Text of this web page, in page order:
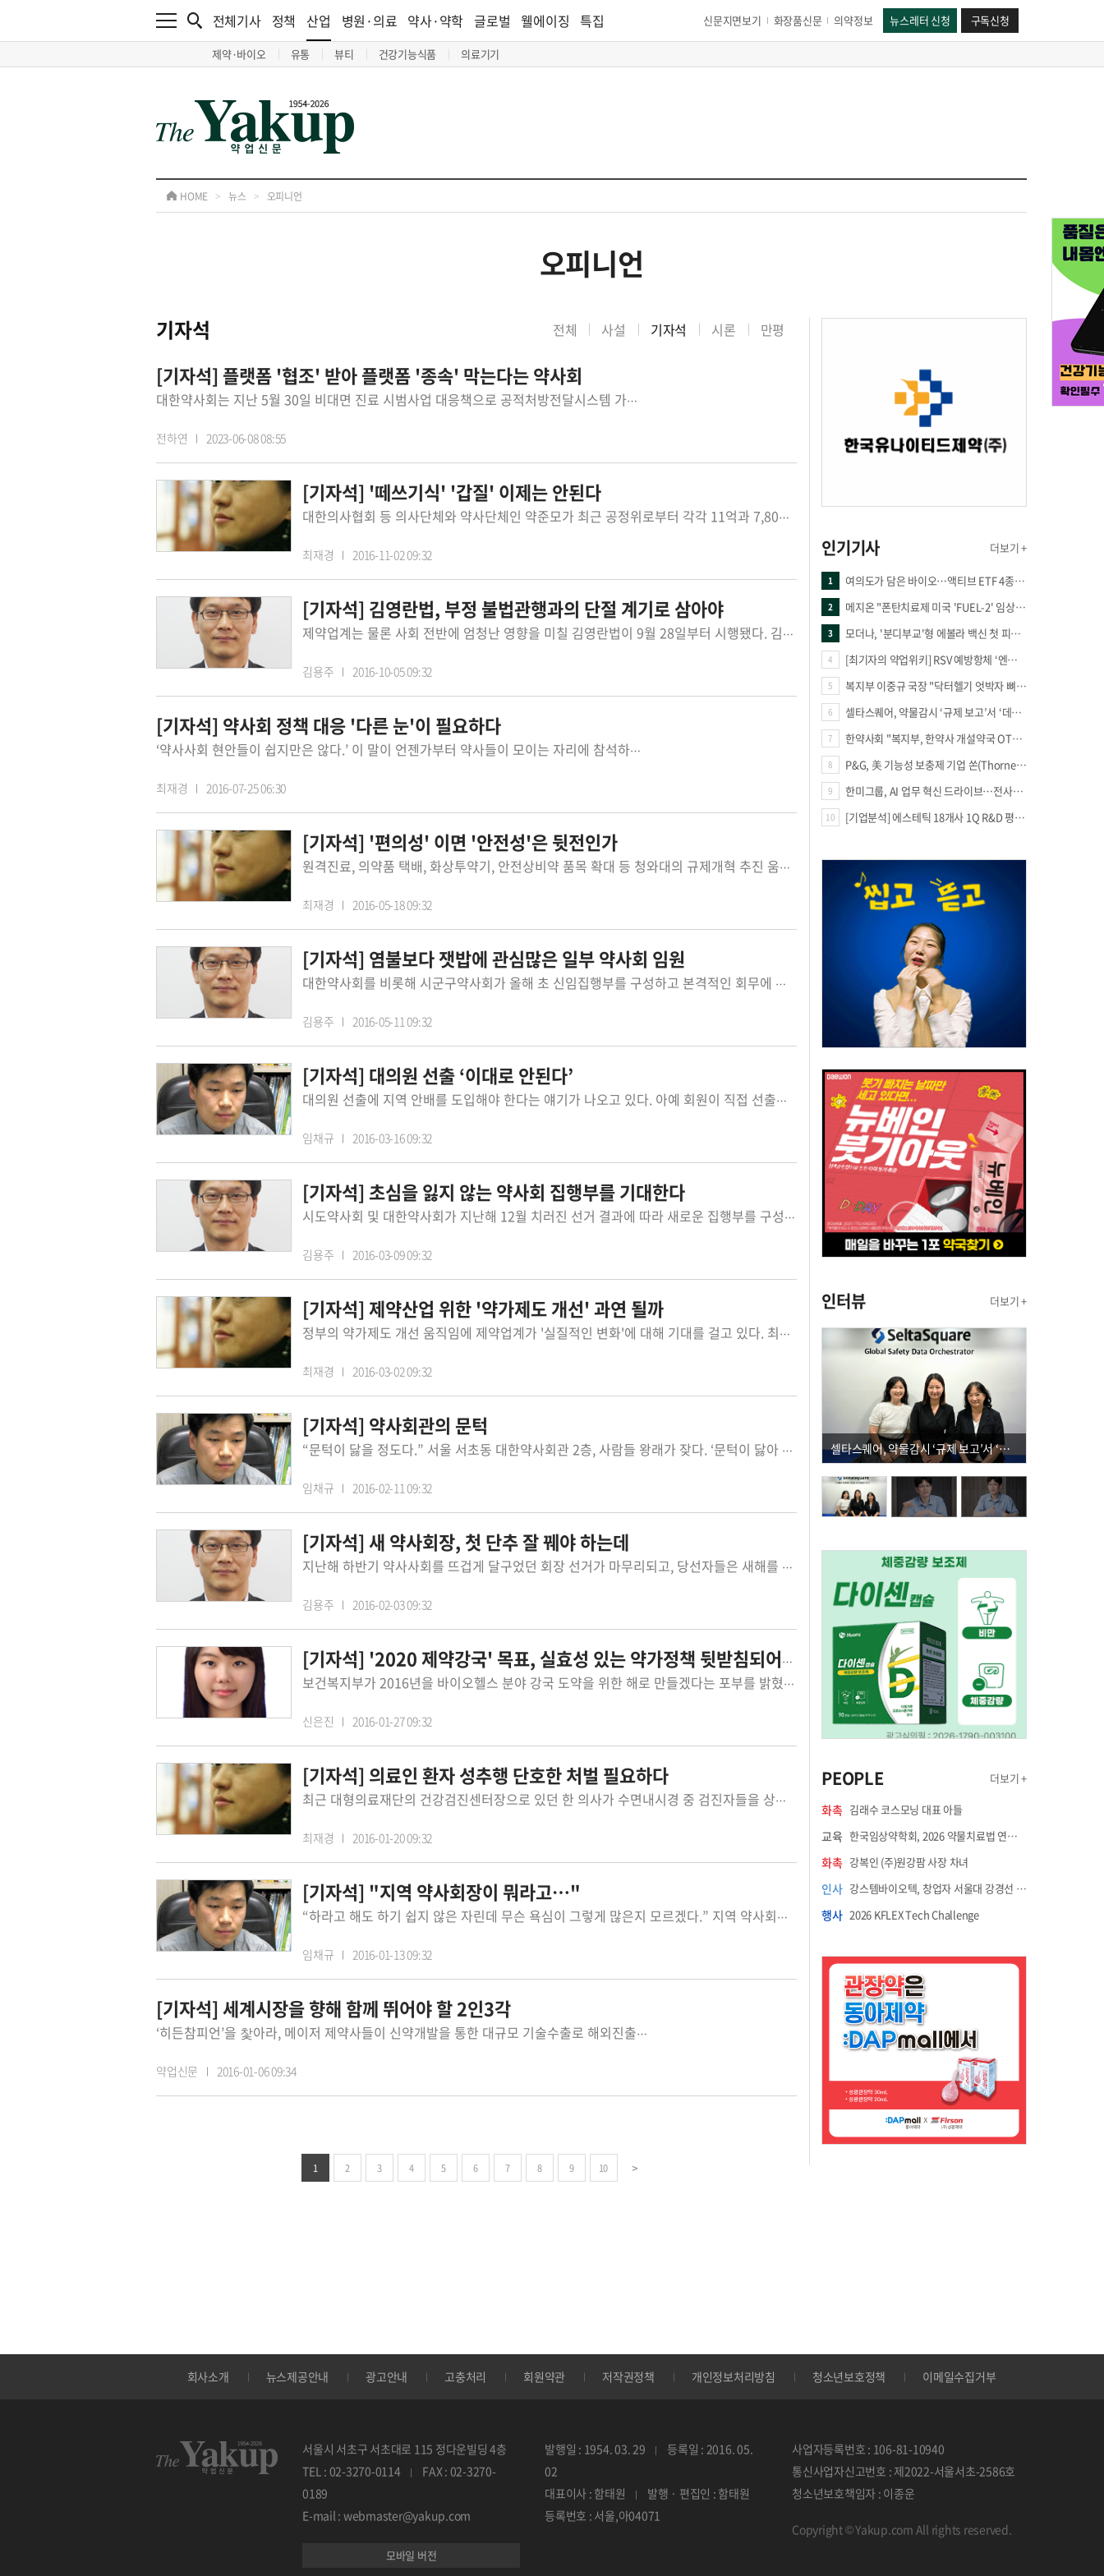
전체기사 정책 산업
제약·바이오 유통 뷰티 건강기능식품 의료기기
병원·의료 약사·약학 글로벌 웰에이징 특집 신문지면보기 화장품신문 의약정보 뉴스레터 신청 구독신청
HOME > 뉴스 > 오피니언
오피니언
기자석 전체 사설 기자석 시론 만평
[기자석] 플랫폼 '협조' 받아 플랫폼 '종속' 막는다는 약사회
대한약사회는 지난 5월 30일 비대면 진료 시범사업 대응책으로 공적처방전달시스템 가동을 시작하고 회원에게 가입을 독려했다.약사회가 개발한 '공적처방전달시스템'에 가입한 약사들은 연동된 민간 플랫폼 처방전을 확인하고 조제 및 결제까지 가능하다. 이로써 민간 플랫폼에 일일이 가입할 필요가 없어 플랫폼에 약국이 종속되는 일을 막을 수 있다는 게 약사회의 설명이다.결국 민간 플랫폼의 협조를 받아 플랫폼에 종속되는 것을 막겠다는 이야긴데, 의문과 의구심이 동시에 든다.공적처방전달시스템은 △약국 정보관리 △처방전 수신 관리 △정산관리 등 크게 3가지 기능으로 나뉜다. ‘민간 플랫폼에 약국이 종속되는 일을 막겠다’고 외친 탓에 마치 약사회만의 플랫폼인 것처럼 들리지만, 실상은 민간 플랫폼과의 연동 없이는 운영할 수 없는 구조다. 약사회로선 '회원' 자산을 무기로 민간 플랫폼의 ‘무보수’ 협조를 받아야 공적처방전달시스템을 성공적으로 안착시킬 수 있다.과연 상업 플랫폼이 수익성을 버릴 수 있을까? 지금 당장은 약국의 데이터를 독점하다시피 하고 있는 약사회에 어쩔 수 없이 협조하겠지만, 수익성 없는 사업에 헌신할 플랫폼이 몇 개나 될까. 민간 플랫폼들이 약사회 시스템과의 연동을 끊어버리겠다고 나선다면? 그리고 약국을 대상으로 회원 가입 이벤트를 벌여 민간 플랫폼으로의 이동을 유도한다면? 간편한 비대면 진료 처방전 연동에 익숙해진 약국들은 흔들릴 수밖에 없을 것이다. 의리보다는 실리를 찾아 떠나는 약국들에게 누가 돌을 던질 수 있을까! 결국 약사회는 민간 플랫폼을 홍보해 준 꼴이 되기 십상이다. 이에 대한 대비책을 약사회는 갖고 있어야 할 것이다.스스로 민간 플랫폼에 가입한 약국들은 약사회가 그동안 가장 걱정했던 대로 플랫폼에 종속될 가능성은 훨씬 커진다. 몸을 부풀린 민간 플랫폼들이 횡포를 부리게 되면 소비자들도 그 피해의 대상이 될 수 있다. 급하게 만들어진 약사회 시스템은 그동안 환자들의 약국 변경이나 변심 등 민원 대처를 해온 경험이 많은 민간 플랫폼의 고객센터 대응을 따라가긴 힘들 수밖에 없다. 또한 약국정보 리스트 시스템인 만큼, 약사회 의도와는 다르게 추후 비대면진료 법제화 추진 시 약 배달 툴로 전락할 여지도 적지 않다.약사회는 이번 시스템을 잘 정착시켜 향후 복지부와의 논의에서 '공적처방전'을 유도해 비대면진료 법제화 시 공적처방전달시스템 상 공적처방전을 활용할 수 있도록 한다는 계획이다. 이 역시 민간 플랫폼이 무보수 협조가 지속돼야 가능한 계획이다.대한약사회 최광훈 회장은 일부 회원들의 민간플랫폼으로의 일시적인 이동은 있겠지만 편의성과 경제적인 측면에서 영구적으로 그렇지 않을 것이라고 주장하고 있다. 또 플랫폼의 횡포 또는 종속에서 벗어나기 위해선 약사 회원들이 적극적으로 시스템에 가입을 해야 한다며 회원 100%가 가입하는 것이 목표라고 강조했다.앞으로도 약사회는 시스템 안착을 위해 '약사 회원 단결'을 외치며 연대를 지속 강조해나가겠다는 입장이다. 그야말로 회원을 믿고 가는 약사회다. '약사 회원 단결'만 외치기보다 뾰족한 묘수가 필요한 시점이다. 자칫 잘못하면 믿었던 약사회에 발등을 찍히고 뼈 아파 하는 약국들이 줄지어 생길 수도 있다.
전하연 2023-06-08 08:55
[기자석] '떼쓰기식' '갑질' 이제는 안된다
대한의사협회 등 의사단체와 약사단체인 약준모가 최근 공정위로부터 각각 11억과 7,800만원이라는 과징금 처분을 받았다. 두 단체 모두 의사, 약사라는 우월적 지위를 이용해 제약사 등에 거래중단이라는 요구로 한의사와 한약사를 압박했기 때문이다. 의협과 약준모 모두 직능간의 모호한 역할이 갈등으로 어어진 상황으로 상대 단체에 비해 우월적 힘을 가진 쪽이 다른 한쪽을 압박하기 위해 거래처를 이용했다는 점에서 비슷한 모습이다. 같은 의사, 약사들은 왜 그랬는가는 이해할 수 있지만, 방법적인 면에서 국민들의 공감을 받긴 어려울 것이다. 언젠가부터 의사, 약사 단체가 직능 이익을 위해 거리로 나서는 것이 당연시 되면서 결의대회, 1인시위, 집단 농성 등 다양한 형태의 단체 행동이 진행되고 있다. 특히 원격진료와 원격화상투약기 등 정부의 보건의료 정책이 의약사의 직능과 역할을 위협한다고 생각될 때 회세를 이용한 압박은 필수적인 과정이었다. 그러나 이러한 집단 행동이 일반 국민의 공감을 받지 못하게 되면 '밥그릇 챙기기' 된다. 의사와 약사는 사회적 지위가 보장되는 전문직능이라는 점에서 의약단체가 주장하는 '국민의 건강수호'는 '밥그릇 챙기기'라는 말로 일축되고 곱지 않은 시선을 받아야 했다. '김영란법' 시행으로 이제는 뒤로 만나서 좋은게 좋은식의 대관업무도 할수 없게 되면서 조직적이고 합리적인 정부 대응을 하지 못하면 결국 퇴보되는 단체가 될뿐이다. 회원을 의식해 보여주기식, 떼쓰기식 대응은 더이상 힘을 얻지 못한다. 최근 국회 1인 시위를 진행 했던 대한약사회도 결국 2회만에 1인 시위를 잠정적으로 철회하고 합리적이고 효율적인 대응 방안을 모색하겠다는 발표를 한것도 이러한 맥락으로 이해할 수 있다. 한 정부기관 관계자는 "대화가 통하지 않는 단체는 양쪽을 힘들게만 할뿐이다. 정부정책이 불합리하다면 무조건 안된다가 아니라 대안을 제시하고 이를 설득하고 공감하는 과정이 필요하다"며 "의약 단체들의 대응 방법이 구태의연을 벗어나 스마트시대의 합리성을 갖추길 바란다"고 말한다. 달라지는 세태와 정부 정책의 정세를 파악해 적절한 대응을 순발력 있게 하는 일이 무엇보다 중요할 것이다.
최재경 2016-11-02 09:32
[기자석] 김영란법, 부정 불법관행과의 단절 계기로 삼아야
제약업계는 물론 사회 전반에 엄청난 영향을 미칠 김영란법이 9월 28일부터 시행됐다. 김영란법은 부정정착을 금지해 우리 사회의 투명성을 높이기 위한 방안으로 제정됐다. 김영란법은 시행으로 적지 않은 혼란과 우려가 제기되고 있다. 대다수 산업의 영업활동이 위촉되고, 경기가 위축될 가능성이 크다는 지적이다. 호사가들은 김영란법을 '3대 대란'으로 지칭하고 있기도 하다. 임진왜란, 6,25동란에 이은 3대 대란이 김영란'이라는 것이다. 그만큼 김영란 법이 우리사회에 미칠 영향이 크다는 것을 지칭하는 것이다. 김영란법 시행으로 인해 산업 전반의 정상적인 영업활동까지 위축되고 있는 것은 현실로 드러나고 있다. 제도 시행에 따란 시범케이스로 적발되지 않기 위해 김연란법 적용 대상자들이 극도로 몸조심을 하고 있기 때문이다. 하지만 현재는 다소 혼란을 겪고 있지만 조만간 제도가 연착륙할 것이라는 데는 대부분 공감하고 있는 분위기다. 우리 의약계는 지난 2000년에 의약분업이 시행될 당시 큰 혼란을 겪었지만 제도를 안착시킨 선례가 있기 때문이다. 영업활동의 차질도 조만간 해결될 것으로 예측된다. 조만간 김영란 시행에 따란 위반사항이 사례별로 적발되고, 그 위반사항이 영업활동의 가이드라인으로 적용될 것이 분명하기 때문이다. 지난 2012년 시행된 리베이트 쌍벌제 시행으로 의약계의 부정불법해위는 사라질 근거를 마련한 바 있다. 이제 의약계는 김영란법은 그동안의 부정 불법 관행과의 단절을 고하는 계기가 삼아야 한다. 원칙과 규정을 지키면 김영란법의 저촉을 받을 일이 절대로 없다는 것을 명심해야 한다.
김용주 2016-10-05 09:32
[기자석] 약사회 정책 대응 '다른 눈'이 필요하다
‘약사사회 현안들이 쉽지만은 않다.’ 이 말이 언젠가부터 약사들이 모이는 자리에 참석하는 내외빈들의 단골 멘트가 됐다. 이 말처럼 쉽지 않은 상황이 약사사회를 흔들고 있다. 업권수호와 직능의 자존감이 걸린 원격화상투약기 도입과 조제약 택배, 안전상비약 품목 확대 등 정책 현안 대응이 어느때 보다도 중요한 시점이다. 정책관련 정부 대관을 담당하고 있는 대한약사회의 역할이 중요해 질수밖에 없다. 그러나, 약사관련 크고 작은 정책 사안이 관련기관에 입법예고나 고시 되면서 정책 대응에 대한 불안감도 높은 상황이다. 일선 약사들이나 젊은 약사들은 약사회 정책 상황에 대해 언론에 공개된 내용외에 별다른 정보가 없다보니 불안감만 더 커질 뿐이다. 대한약사회는 지난 15일 시도약사회장 및 임원들과 규제악법에 대한 결의대회를 열었다. 300여명의 약사회 관계자들이 화상투약기 반대를 외치는 구호제창과 결의문을 낭독하면서 내부 의지를 다지는 자리로는 의미가 있었지만, 정부 대응 효과에 대해서는 물음표를 찍게된다. 서울의 젊은 약사들이 모인 자리에서 한 약사는 약사회 정책회무에 대해 쓴소리를 했다. 타 단체에서는 복지부나 대기업 임원 출신 인물을 상근 임원을 영입해 전문적으로 정책 대응을 하게 하는데, 약사회는 언제까지 약사들만으로 기재부, 복지부가 주도하는 정책을 감당 할것이냐는 물음이었다. 약사문제는 약사가 잘안다는 말로 일축하기에는 가볍게 넘길 말은 아니라는 생각이 든다. 식약처나 복지부에 약사 출신 공무원이 활동하고 있고, 공문원직을 떠나 약사사회의 일원이 된 이들도 존재한다. 약사직능일반약이 편의점으로 나갈때를 회상한다면, 당시의 약사회 집행부가 지금보다 대응 노력을 덜했다고 단언하긴 어렵다. 보건의료인을 바라보는 사회적 인식이 달라지고 있는 상황에서 약사회의 정책 대응에 다른 시각이 필요한 것은 아닌지 고민해 볼 필요가 있다.
최재경 2016-07-25 06:30
[기자석] '편의성' 이면 '안전성'은 뒷전인가
원격진료, 의약품 택배, 화상투약기, 안전상비약 품목 확대 등 청와대의 규제개혁 추진 움직임에 보건의료사회가 술렁이고 있다. 특히, 안전상비 의약품의 편의점 판매를 저지 하지 못했던 약사사회는 화상 투약기와 의약품 택배 서비스에 촉각을 곧두세우고 있다. 박근혜 대통령의 강력한 의지 표명으로 규제개혁 안건들이 국회를 통한 법령 개정이 아닌 시행령 개정 등으로 처리 될수 있어 더욱 주목되고 있다. 지난 10일 국무회의에서 박 대통령은 규제개혁 상황에 대해 '답답하다' '안타깝다'라는 심정을 표현햇고, '세상이 깜짝 놀랄만한 파괴적인 혁신수준으로 규제개혁이 이뤄져야 한다'며 일본이나 중국의 원격의료와 드론 택배 서비스 등을 언급해 구체적인 개혁안에 대한 무게를 실고 있다. 대한약사회도 이같은 대통령의 발언에 이번주 열리는 규제개혁장관회의 안건으로 논의 될 수 있는 의약품 택배와 화상 투약기 등에 대한 대책 회의를 실시해 대응방안을 논의하기도 했다. 그러나 국민 편의성만을 염두에 둔 정부의 제도 개선 방향에 의·약사들의 반발을 직능 이기주의로 치부하는 것은 오류이다. 화상 투약기와 의약품 택배, 원격진료 등이 이루어지면 동네 의원과 약국은 설자리를 잃게 되고, 지금은 편하게 이용할 수 있는 의원과 약국도 이같은 서비스를 실시하면 점차 규모 경제에 밀려 사라지게 될 것이라는 의견도 어느정도는 일리가 있다. 화상투약기나 의약품 택배 중 일어 날수 있는 약화사고에 대한 책임 여부도 불분명한 상황에서 그 피해가 고스란히 환자에게 갈 수 있고, 서면 복약지도 약국의 복약지도 서비스 개선을 위한 노력에도 불구하고 약사의 전문성이 무시된 제도 시행이 의약품 안전 불감증으로 이어 질수 있다는 지적도 귀담아 들어야 할 부분이다. 경제 활성화를 위한 규제완화와 허용에서 편의성이 아닌 안전성을 고려해 달라는 보건의료의 목소리에 정부가 귀를 기울어야 할것이다.
최재경 2016-05-18 09:32
[기자석] 염불보다 잿밥에 관심많은 일부 약사회 임원
대한약사회를 비롯해 시군구약사회가 올해 초 신임집행부를 구성하고 본격적인 회무에 나서고 있다. 대부분의 약사회 집행부가 회원 중심의 회무를 기치로 내걸고 활동한 활동을 전개하고 있다. 하지만 일부 약사회 임원들은 '염불보다는 잿밥'에 더 많은 관심을 갖고 있는 듯한 모습을 보이고 있다. 전시성 회무가 만연함은 물론 물론 지나친 홍보 활동으로 눈살을 찌푸리게 하는 경우가 적지 않다. 일부 약사회 회장의 경우 타 지역 약사회의 회무가 언론에 노출된 횟수 등을 비교해, 그보다 적을 경우에는 사무국 직원을 질책하는 일도 있는 것으로 확인되고 있다.현대는 PR 시대인 만큼 약사회무와 관련된 사항을 홍보하는 일을 지극히 당연하다고 할 수 있다. 그렇지만 상임위원회의 관례적인 회의 내용과 위원장의 발언내용까지 보도자료로까지 배포하는 일은 해도 해도 너무한 홍보 활동이다. 약사회 활동 사항을 회원들에게 알리겠다는 취지는 이해는 하지만 적절한 수준을 유지해야 한다. 지나친 홍보 활동으로 빈축을 사는 약사회 임원의 경우 차기 약사회 선거에 재출마하거나 상급 약사회에 도전하기 위해 속내가 있다는 의혹을 받고 있다. 약사회무의 홍보 활동은 회원들을 위한 것이어야지, 임원 개인의 영달을 위한 것이 되어서는 안된다. 염불보다는 잿밥에 관심을 더 많이 갖고 있는 약사회 임원들은 자숙해야 한다.
김용주 2016-05-11 09:32
[기자석] 대의원 선출 ‘이대로 안된다’
대의원 선출에 지역 안배를 도입해야 한다는 얘기가 나오고 있다. 아예 회원이 직접 선출하는 방법도 제시되고 있다. 적지 않은 문제점이 노출되면서 선출방식을 바꿔야 한다는 여론이 형성됐다. 지난주 약사사회는 대한약사회 파견 대의원 선출 문제로 한바탕 홍역을 치렀다. 확정된 명단 통보가 몇번씩 바뀌는 혼란도 생겼고, 백발의 원로들 사이에서는 ‘드잡이’ 직전 상황까지 연출됐다. 특정 인사를 대의원으로 선출하느냐를 놓고 회장과 의장간 의견충돌이 발생했다. 자문위원급 한 원로는 자신을 대의원 명단에서 배제한 것으로 알려진 다른 원로와 멱살잡이까지 할 뻔했다. 모두 대의원 선출 때문에 생긴 사나운 모습이다. 중앙회인 대한약사회를 구심점으로 하는 약사사회는 현재 상급 약사회에 파견하는 대의원을 정기총회를 통해 선출한다. 대부분 회장과 총회의장에 위임하는 형태다. 적게는 수명에서 수십명의 대의원 선출권이 단 2명에게 주어지는 것이다. 회장과 총회의장의 의지나 성향에 따라 해당 지역 대의원의 분위기가 좌우된다. 회무능력이나 업무가 중심이 아니라는 말이다. 자기 사람을 챙기고, 감정이 좋지 않은 인사들은 대의원 명단에서 찾아볼 수 없는 것이 현실이다. 올해 대의원 선출은 더욱 그랬다. 선거에서 경쟁상대였거나 반대편에서 선 인사들은 철저히 배제됐다. 특정 동문회는 찬밥 신세라는 얘기도 들리고, 지역 쏠림은 오히려 심해졌다. 선거후유증 같은, 속좁은 소인배의 모습이 그대로 드러났다. 문제를 해결하기 위해서는 대의원을 회원수에 비례해 지역 약사회에서 추천하도록 하든지, 회원이 직접 대의원을 선출하는 방안이 제시되고 있다. 대의원이 회원의 민의를 대표하는 역할을 하도록 해야 한다는 취지에서다. 적어도 지금처럼 정치적 이해관계의 산물이 돼서는 안된다는 지적이다. 변수가 없다면 3년뒤 대의원 선출은 또 있을 예정이다. 그때도 지금과 같다면 또다른 오명에서 벗어나지 못할 것이다.
임채규 2016-03-16 09:32
[기자석] 초심을 잃지 않는 약사회 집행부를 기대한다
시도약사회 및 대한약사회가 지난해 12월 치러진 선거 결과에 따라 새로운 집행부를 구성하고 3년간의 항해에 들어갔다. 선거에 출마한 후보자들은 유권자인 약사들의 마음을 잡기 위해 다양한 공약을 제시했고, 유권자들은 후보자들의 공약을 비교 검토해 투표를 했던 만큼 새로운 집행부 출범에 대한 약사사회의 기대감은 크기만 하다. 후보자들은 출사표를 던지면서 '약사회를 위해 봉사하겠다' '약권수호에 앞장서겠다' 약사직능을 향상시키겠다'는 다짐한 바 있다. 약사사회의 새로운 집행부 출범을 바라보는 기대감은 '초심을 잃지 않아야 한다'는 것이다. 회장 선거에 출마했던 것은 약사사회 발전에 기여하고자 하는 마음이 컸기 때문이다. 하지만 그동안은 회장이 되고 나서는 초심을 잃고 약사회 운영을 회원 중심보다는 회장 자신을 위해 독선적으로 운영했던 것을 심심치 않게 볼 수 있었다. 또 선거 당시 제시한 공약(公約)을 실천하지 않고 공약(空約)으로 만들어버리거나, 조삼모사식으로 회원들을 우롱한 경우도 있어 왔던 것도 사실이다. 일부 약사회장 선거에서 나온 공약중에는 기발하고 구체화할 수 있는 것도 상당수 있지만 실현 불가능한 공약도 적지 않다. 회원들의 표심을 얻기 위한 장밋빛 공약도 난무했다. 회장으로 당선된 인사들은 선거기간중 자신이 밝힌 공약을 실천하기 위해 최선을 다해야 하는 책무를 갖고 있다, 그렇지만 실현 불가능한 공약에 대해서는 이를 바로 알리고 사과하는 용기도 필요하다. 헛된 공약을 실천하기 위한 활동이 자칫하면 100년 대계를 무너뜨릴 수 있기 때문이다. 회사를 100년 이상 운영하기는 어렵지만, 100년 이상 운영해 온 회사를 망하게 하는 것은 100일이면 충분하다는 말이 있다. 선거에서 이겼다고 모든 것이 끝난 것은 아니다. 회원들이 약사회 집행부의 일거수일투족을 예의 주시하고 있는 것을 명심해야 한다. 회장실 갈 때와 나올 때의 마음가짐이 달라서는 안된다는 것이다. 새롭게 출범한 약사회 집행부가 초심을 잃지 않고 3년간 순항하기를 바란다.
김용주 2016-03-09 09:32
[기자석] 제약산업 위한 '약가제도 개선' 과연 될까
정부의 약가제도 개선 움직임에 제약업계가 '실질적인 변화'에 대해 기대를 걸고 있다. 최근 보건복지부는 학계 전문가와 건강보험심사평가원, 국민건강보험공단 등 약가관련 전문가로 구성된 '보험약가개선협의체'의 활동을 시작했다. 협의체의 구체적인 개선안건은 공개되지 않았으나 '신약 가치에 대한 재평가'에 대한 논의가 오가고 있는 것은 분명하다. 국내 제약산업에 대해 제네릭만 만들고 리베이트만 주는 영업을 한다고 비꼬던 이들도 최근 한미약품의 수조원 수출 성과를 보며, 신약 개발에 대한 국내 제약산업에 대한 가능성과 이를 지원하기 위해서는 제도적 개선이 필요하다는 것에는 이견이 없을 것이다. 제약산업이 신약 개발을 할수 있도록 제도적, 정책적 개선을 해주는 것이 가장 중요한 역할이라는 것은 더이상 말이 필요 없을 정도로 수없이 지적되어 졌다. 지나친 약가인하 제도를 개선해 주고 신약에 대한 가치를 인정해 달라는 업계의 목소리를 들어 주는 분위기에 한미약품의 성공 신화를 보며 제약업계 내부적으로 R&D투자 비율을 높이는 곳도 늘고 있다. 그러나 약가제도 개선이 예상치 못한 방향으로 나오는 것은 아닌지 우려를 하는 이들도 있다. 일괄 약가인하와 실거래가 약가인하 시행으로 그동안 '깎기만 하는' 약가제도에 불만을 터트렸던 제약업계는 정부로부터 협의체 구성 등 약가제도 개선에 대한 긍정적인 사인을 받고 있지만, 신약의 가치를 높이는 대신에 제네릭의 더 약가를 더 내리는 것은 아닌가 하는 불안 때문이다. 현실적으로 한정된 건강보험 재정에서 신약의 약가를 높이는 대신 다른 희생이 필요할 수밖에 없다. 무턱대고 퍼주자는 것이냐고 반문 한다면, 물론 아니다. 높은 약가는 결국 국민 부담이 될수 있다는 것을 잘알고 있다. 때문에 약가제도 논의는 결국 제자리걸음인 경우도 많았다. 제도와 개선 문제점은 지속 되는데 주무 정책관이 바뀔때마다 유명무실해지는 일이 없도록 이번에는 실질적인 약가제도의 개선방안이 도출되길 바란다.
최재경 2016-03-02 09:32
[기자석] 약사회관의 문턱
“문턱이 닳을 정도다.” 서울 서초동 대한약사회관 2층, 사람들 왕래가 잦다. ‘문턱이 닳아 없어지겠다’는 얘기가 나온 것은 집행부 인선이 진행되는 시기를 감안한 것이다. 새로운 적임자를 찾아 면담하느라 약사회관 출입자가 늘어난 것이라면 두고 볼 일이지만 들리는 얘기는 그렇지 못하다. 줄서기 때문이라는 게 관계자들이 전하는 말이다. 어느 직책은 경쟁률이 10 대 1이 넘는다는 얘기도 들린다. 치열하다는 것이다. 지난해 말 선거가 마무리된 약사회는 내부적으로 ‘변화’를 도모하는 움직임이 진행중이다. 집행부 출범준비위원회를 두고, 약사회와 산하기관에 대한 논의가 이뤄지고 있다. 정관이나 규정, 조직은 물론 사람까지 대상에 포함돼 있다. 구체적인 가닥에 대한 얘기가 오가는 가운데 변화의 골자가 무엇이고, 어떤 상세한 내용을 담고 있는지 궁금해 하는 이들도 적지 않다. 여기에 궤를 같이해 이어질 집행부 인선에도 시선이 쏠린다. 조직 변화는 인선에도 변화를 가져올 것이기 때문이다. 일부 얘기도 흘러 나온다. 어떤 인사들이 추천됐다든가, 조직을 어떻게 바꾸는 방법이 제안됐다든가 하는 것들이다. 이 과정에서 가끔 실명이 나오기도 한다. 계획이 아무리 구체적이고 혁신적이라 하더라도 사람이 바뀌지 않으면 허사가 된다. 변화의 범위에 사람이 포함돼야 하는 이유다. 약사회관 문턱을 드나드는 인사가 있다면 자신에게 질문해 볼만하다. ‘당신은 변화에 적합한 사람인가?’ 확신할 수 없다면 서초동 현관으로 향한 발걸음을 돌릴 자신도 있어야 한다. 스스로가 변화의 대상은 아닌지, 변화의 걸림돌이 되지는 않는지 고민해 볼 일이다.
임채규 2016-02-11 09:32
[기자석] 새 약사회장, 첫 단추 잘 꿰야 하는데
지난해 하반기 약사사회를 뜨겁게 달구었던 회장 선거가 마무리되고, 당선자들은 새해를 맞아 회무 인수인계에 여념이 없는 상황이다. 시도약사회장 및 대한약사회장 당선자는 2월 있을 정기총회 석상에서 대의원들의 인준절차를 거쳐 임기 3년간의 회장에 취임하게 된다. 약사회장 선거가 치열했던 만큼 경선을 통해 회장을 선출했던 지역은 선거 후유증을 조기에 수습하는 것이 최우선 과제로 지적된다. 그에 못지않게 신임 집행부 만사를 기해야 한다. '인사는 만사(萬事)‘라는 말이 있지만 자칫하면 ’망사(亡事‘)가 되는 일을 약사사회는 수차례 경험했기 때문이다. 선거 유공자라는 이유로 전문성이 결여된 인사 또는 능력이 부족한 인사를 기용했다가 약사회 조직 운영에 적지 않은 타격을 받은 일은 구체적인 사례를 들지 않아도 알 만한 사람은 다 안다. 그동안 약사회 임원의 자질을 논할 때 가장 먼저 지적됐던 것은 '희생과 봉사'이다. 하지만 회장이 임원을 선출할 때는 전문성과 능력을 우선시되어야 한다. 희생과 봉사의 덕목을 갖추고 능력도 있는 인사가 약사회 임원이 된다면 더 할 나위없을 것이다. 이 둘 중 하나만 갖고 있더라도 약사회 임원의 자질은 충분하다. 하지만 선거 유공자라고 해서, 또 충성심이 뛰어나다고 해서 임원으로 기용하는 과거의 관행은 이제 사라져야 할 시점이 됐다. 이는 과거의 수차례 시행착오를 통해 약사회는 뼈저리게 체험한 바 있다. 신임회장이 취임 후 가장 먼저 하는 일이 임원진 구성이다. 첫 단추를 잘 꿰어야 임기 3년의 시작을 제대로 할 수 있다. 하지만 이번에도 기대는 기대로 그칠 것 같은 분위기이다. 벌써부터 임원진 구성을 놓고 잡음과 파열음이 곳곳에서 들려오고 있기 때문이다.
김용주 2016-02-03 09:32
[기자석] '2020 제약강국' 목표, 실효성 있는 약가정책 뒷받침되어야
보건복지부가 2016년을 바이오헬스 분야 강국 도약을 위한 해로 만들겠다는 포부를 밝혔다. 특히 적극적인 신약 약가우대 정책에 대한 계획을 강조하고 나섰다. 복지부 측은 혁신형 제약기업에 대한 약가우대는 물론, 혁신형 제약기업이 아니더라도 제품의 혁신성이 인정되면 우대약가로 산정하는 등 다양한 방법을 고려하겠다는 입장이다. 비교약제 최고가 수준 우대 방안도 고려하겠다고 했다. 제약계는 약가 산정방식의 문제 중 하나로 비교약제 선정기준을 지적해왔다. 이미 수십년전 기준으로 가격이 결정된 비교약제를 기준으로 신약 가격을 산정하는 방식 자체에 문제가 있다는 것이다. 복지부는 해당 문제를 인식하고 있으며 신약 약가산정 방식 개선과는 별도로 검토하겠다고 했다. 우선 기존 신약 약가산정 방식은 3월까지 개선책을 내놓을 계획이지만, 약가산정 기준이 되는 비교약제의 문제는 별개의 대상으로 우선논의 대상이 아니란 얘기다. 하지만 이는 다소 앞뒤가 맞지 않는 말이다. 비교약제 문제는 약가산정 기준 문제 중 하나로 함께 논의될 필요가 있는 주제다. 그럼에도 복지부는 비교약제에 대한 심도있는 논의를 별도의 문제로 보고 있다. 제대로 된 가치평가를 위해서는 '기준'을 바로잡는것이 중요하다. 비교약제 선정기준도 반드시 빠른 시일내에 개선할 필요가 있다. 정부가 제약강국으로 나아가고자 한다면 제약기업이 적극적인 연구와 투자를 진행할 수 있게 실효성 있는 약가정책으로 발전환경을 마련해줘야 할 것이다.
신은진 2016-01-27 09:32
[기자석] 의료인 환자 성추행 단호한 처벌 필요하다
최근 대형의료재단의 건강검진센터장으로 있던 한 의사가 수면내시경 중 검진자들을 상습적으로 성추행했다는 내부 문건이 공개되며 의료계뿐만 아니라 사회적인 충격을 안겨주고 있다. 해당 재단은 성추행 파문 의사가 근무하던 2012년과 2013년 국민건강보험공단으로부터 대장암 진단 '우수' 등급을 받기도 했다. '의료인의 성추행'문제는 심심치 않게 발생하고 있는데, 일반적인 성범죄보다 대중에게 더 파렴치하게 느껴지는 것은 생명과 건강을 위해 신뢰할수 밖에 없는 '의사'가 환자에게 행하는 비윤리적인 행위라는 점에서 더욱 공분을 사는 것이다. 특히, 미성년자나 의식이 없는 상태의 여성 환자를 대상으로 한 의사들의 성추행은 보다 강력한 처벌이 필요하다. 생명 존중의 가치를 최우선으로 삼아야 하는 의사가 환자의 몸을 진료와 검진이라는 이름으로 함부로 다룬다는 것은 있을 수 없는 일이다. 우리사회에서 의사는 소위 어려운 공부를 하고 생명과 직결된 직업을 가진 우수엘리트 집단으로 어느정도 사회적 지위와 존경을 받는 위치이다. 예전보다 의사의 권위가 위축됐다고는 하나 진료실 안에서 의사의 권위는 절대적이다. 그런 진료 공간에서 절대적인 존재인 의사의 성추행은 그래서 더욱 국민정서상 용납 할수없는 범죄이다. 입법에는 실패했지만 성범죄 의사의 면허를 영구 박탈하자는 법안이 발의될 정도로 의료인의 성범죄는 철저히 관리되고 처벌해야할 필요가 있다. 친분이 있는 한 산부인과 남자의사는 "여성환자들의 가장 개인적이고 민감한 부분을 진료할때는 의도와는 다르게 진료 중 수치심을 줄까바 항상 더 조심스러운 입장인데, 의사 성추행 사건이 터질때마다 덩달아 죄인이 되는 것 같다"고 고충을 토로한다. 이런 사건후에는 남자의사를 피해 여성 환자들의 발길도 줄어들게 된다고. '메르스'사태에서 보여준 의료인들의 희생정신에 온 국민이 감사를 표한 것이 불과 몇개월 전이엇다는 점을 상기하면, 다수의 선량한 의사들을 위해 이런 미꾸라지 의사들의 흙탕질이 반복되지 않도록 의료계의 자성과 단호한 처벌이 필요할 것이다.
최재경 2016-01-20 09:32
[기자석] "지역 약사회장이 뭐라고…"
“하라고 해도 하기 쉽지 않은 자린데 무슨 욕심이 그렇게 많은지 모르겠다.” 지역 약사회장 후보군에 이름이 오른 한 인사가 전한 말이다. 물론 이 인사는 지역 약사회장 선거에 나서지 않았다. 경선으로 가는 것은 타당치 않다는 판단에서다. 불행하게도 이런 '양보'는 흔치 않다. 지역 약사회 정기총회가 진행되면서 과욕을 앞세운 경우가 드물지 않다. 약학대학 총동문회가 앞장서 선거를 지원하는 사례도 많다. 올해 선거에서는 정도가 더 심해졌다는 게 관계자들이 전하는 말이다. 지역 약사회장은 대한약사회장이나 시·도 약사회장과는 역할이 분명 다르다. 회원과 밀접하게, 현장에 충실해야 하는 자리다. 불편하고 어려운 부분을 파악해 답을 제공하든가, 실마리를 찾는 역할이 필요하다. 만약 그렇지 않은 인사가 지도자로 있다면 회원으로서는 손해고, 지역 약사사회로서는 도움이 되지 않는다. “누군가를 등에 업고, 지역 약사회장 선출을 정치적 흐름으로 몰아간다.” 그래서 어떤 약사회원이 전한 말은 흘려 듣기 쉽지 않다. 회원과 밀접한 관계를 형성하며, 봉사해야 할 자리가 정치적 판단이나 흐름에 결정되는 것을 안타까워 하는 시각이다. 지역 약사회장 후보로 나선 후보에게 묻고 싶다. 혹시 자신의 입신을 위한 교두보로 회장 자리를 탐하는 것은 아닌지 따져볼 일이다. 조금이라고 지위를 염두에 뒀다면 스스로 물러나는 용단을 추천한다.
임채규 2016-01-13 09:32
[기자석] 세계시장을 향해 함께 뛰어야 할 2인3각
‘히든참피언’을 찿아라, 메이저 제약사들이 신약개발을 통한 대규모 기술수출로 해외진출에 나선다면 상대적으로 몸집이 작은 기업들은 틈새시장에서 자신들이 제일 잘하는 것에 승부를 걸면 세계 시장에서 통할 수 있다. 산업 각 분야에서 확인된 작지만 강한기업 소위 말하는 히든참피언은 제약업계내에서도 얼마든지 찿을수 있다. 자신의 강점을 최대화하고 실속 있는 틈새시장 공략을 통해 세계시장 진출을 이뤄낸 사례들이 속속 발견된다. 최근 주(퍼슨)으로 사명을 바꾼 성광제약도 좋은 사례가 될 것 같다. 성광제약은 1957년 설립이후 각종 소독제와 포비드요오드제 등 기초필수의약품 시장에서 매우 특화된 기업으로 성장해 왔다. 최근에는 CE인증을 획득한 내시경 소독제(오피덱스), 유럽형 관장약(베베락스), 세계최초 안면다한증치료제(스웨트롤) 등이 퍼슨의 대표주자로 자리매김하고 있다. 특히 돋보이는 점은 내수시장에서 다진 제품력과 기술력을 바탕으로 그동안 해외시장을 꾸준히 노크, 이제는 제대로 된 성과를 내기 시작했다는 점이다. 앞서 녹십자 헌터증후군치료제 헌터라제가 지난해 '차세대 세계일류상품'으로 선정됐다. 산업통상자원부가 주최하고 KOTRA(대한무역투자진흥공사)가 주관하는 '세계일류상품' 인증은 세계 시장점유율 5위 이내 및 5% 이상에 드는 품목과 향후 7년 이내 세계시장 점유율 5위 이내에 진입할 가능성이 높은 품목을 지정, 생산기업의 글로벌화를 지원하는 사업이다. 헌터라제는 2014년에 연매출 100억원을 돌파, 국내 시장점유율 50%를 넘어섰으며, 지난해 국내 매출과 중남미, 중동, 북아프리카 수출로 200억원 이상의 매출을 기록하는 등 국내외에서 우수한 품질을 인정받고 있다. 지난 한해 한국 제약업계를 뜨겁게 달군 한미약품의 성공신화와 위에 언급된 녹십자의 세계일류상품 선정은 분명 대한민국 제약업계의 큰 경사이자 자랑거리가 아닐수 없다. 못지않게 성광제약을 비롯한 중소형 제약사의 특화된 경영전략과 이를 통한 성과 역시 소흘히 취급되어서는 안된다. 제약산업의 균형성장을 위한 적절한 지원대책이 필요한 이유가 바로 여기에 있다. 핵심역량의 강화를 위해 연구중심 기업에 대한 집중화 전략도 중요하지만 못지않게 산업전반의 균형발전과 기술력제고를 위해서는 작지만 강한기업에 대한 관심과 배려도 함께 이어져야 한다는 점이다. 몇몇 대기업 중심의 자동차 반도체 등 선도산업이 결국 오래가지 않았다는 점을 기억해야 한다.
약업신문 2016-01-06 09:34
1 2 3 4 5 6 7 8 9 10
인기기사 더보기 +
1 여의도가 담은 바이오…액티브 ETF 4종의 선택은
2 메지온 "폰탄치료제 미국 'FUEL-2' 임상 프로토콜 영국 승인"
3 모더나, '분디부교'형 에볼라 백신 첫 피험자 접종
4 [최기자의 약업위키] RSV 예방항체 ‘엔플론시아’
5 복지부 이중규 국장 "닥터헬기 엇박자 뼈아파… 외상체계 전면 재정립"
6 셀타스퀘어, 약물감시 ‘규제 보고’서 ‘데이터 의사결정’으로 "PVX 전환 요구 커진다"
7 한약사회 "복지부, 한약사 개설약국 OTC 공급 방해 더는 방관 말아야"
8 P&G, 美 기능성 보충제 기업 쏜(Thorne) 인수
9 한미그룹, AI 업무 혁신 드라이브…전사적 AI 활용 문화 구축
10 [기업분석] 에스테틱 18개사 1Q R&D 평균 69억…3.8%↑
인터뷰 더보기 +
셀타스퀘어, 약물감시 ‘규제 보고’서 ‘데이터 의사결정’으로 "PVX 전환 요구 커진다"
PEOPLE 더보기 +
화촉 김래수 코스모닝 대표 아들
교육 한국임상약학회, 2026 약물치료법 연수강좌 8월 21일 개최
화촉 강복인 (주)원강팜 사장 차녀
인사 강스템바이오텍, 창업자 서울대 강경선 교수 최고과학책임자 선임
행사 2026 KFLEX Tech Challenge
회사소개 뉴스제공안내 광고안내 고충처리 회원약관 저작권정책 개인정보처리방침 청소년보호정책 이메일수집거부
서울시 서초구 서초대로 115 정다운빌딩 4층
TEL : 02-3270-0114
FAX : 02-3270-
0189
E-mail : webmaster@yakup.com
모바일 버전
발행일 : 1954. 03. 29
등록일 : 2016. 05.
02
대표이사 : 함태원
발행 · 편집인 : 함태원
등록번호 : 서울,아04071
사업자등록번호 : 106-81-10940
통신사업자신고번호 : 제2022-서울서초-2586호
청소년보호책임자 : 이종운
Copyright © Yakup.com All rights reserved.